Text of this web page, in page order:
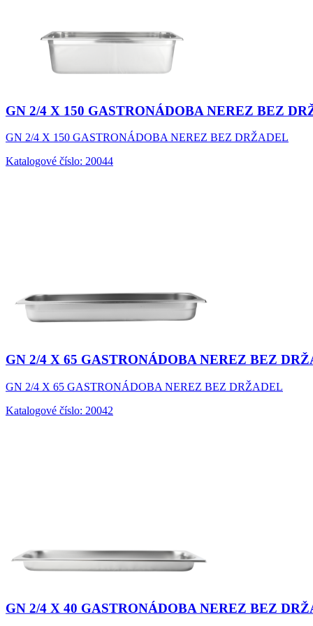
GN 2/4 X 150 GASTRONÁDOBA NEREZ BEZ
GN 2/4 X 150 GASTRONÁDOBA NEREZ BEZ DRŽADEL
Katalogové číslo: 20044
GN 2/4 X 65 GASTRONÁDOBA NEREZ BEZ
GN 2/4 X 65 GASTRONÁDOBA NEREZ BEZ DRŽADEL
Katalogové číslo: 20042
GN 2/4 X 40 GASTRONÁDOBA NEREZ BEZ